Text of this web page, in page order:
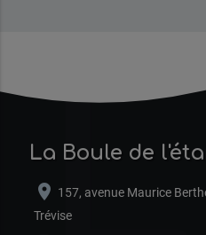
La Boule de
location_on 157, avenue Maurice
Trévise